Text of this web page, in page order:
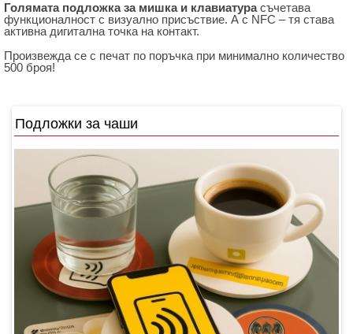
Голямата подложка за мишка и клавиатурасъчетава
функционалност с визуално присъствие. А с NFC – тя става
активна дигитална точка на контакт.
Произвежда се с печат по поръчка при минимално количество
500 броя!
Подложки за чаши